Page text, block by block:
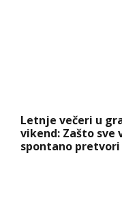
Letnje večeri u
vikend: Zašto sve
spontano pretvori